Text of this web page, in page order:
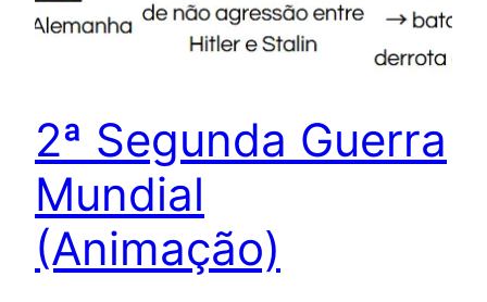
2ª Segunda Guerra
Mundial
(Animação)